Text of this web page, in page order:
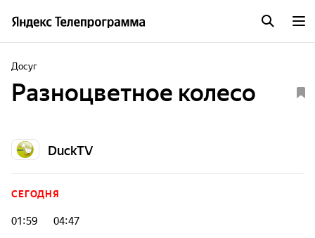
Досуг
Разноцветное колесо
DuckTV
СЕГОДНЯ
01:59 04:47